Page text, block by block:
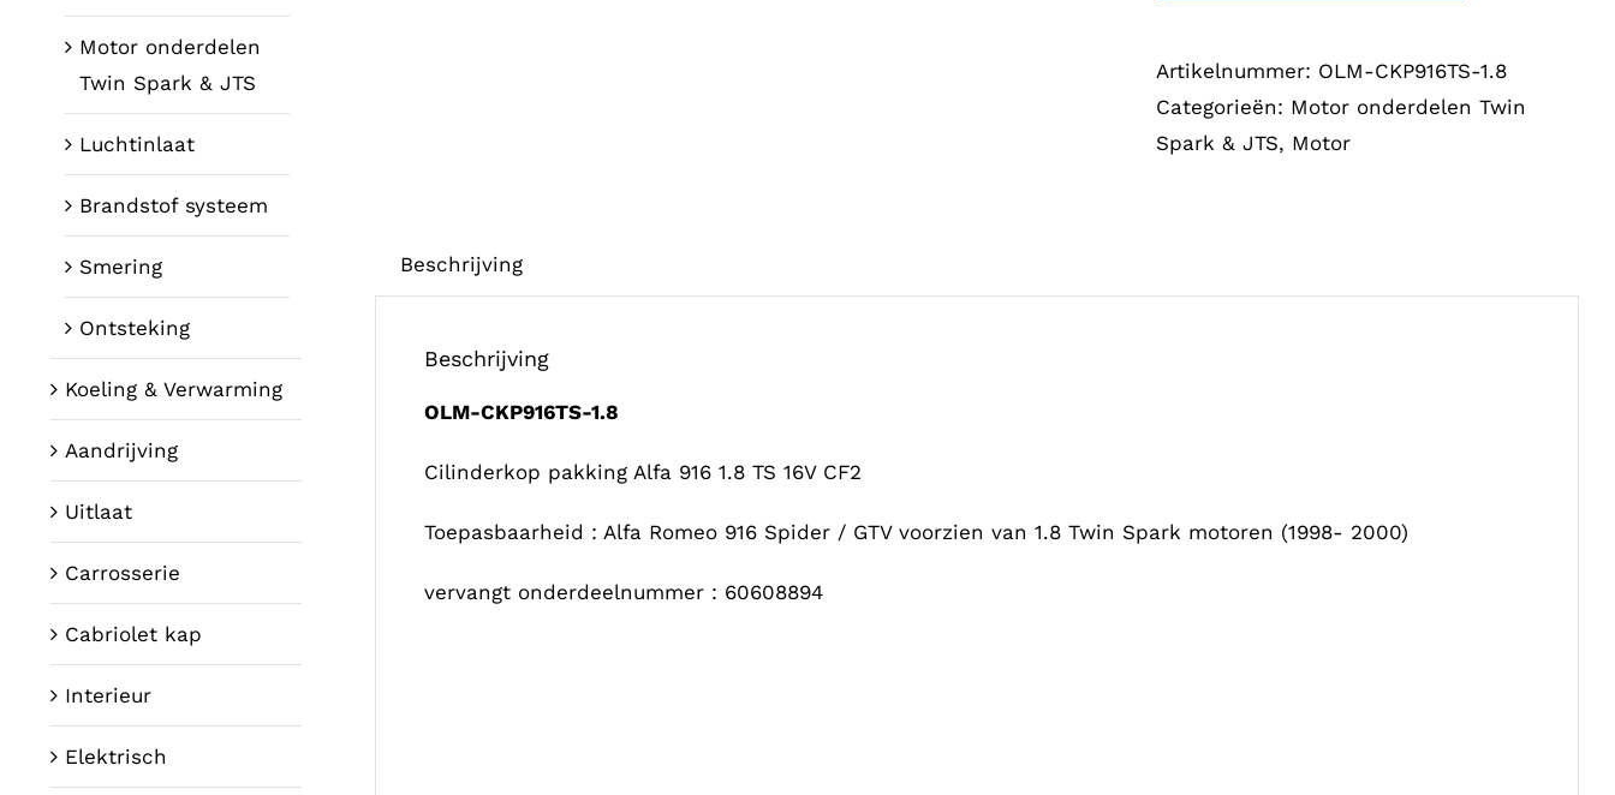
TS
16V
Artikelnummer: OLM-CKP916TS-1.8
Categorieën: Motor onderdelen Twin
Spark & JTS, Motor
Beschrijving
Beschrijving
OLM-CKP916TS-1.8
Cilinderkop pakking Alfa 916 1.8 TS 16V CF2
Toepasbaarheid : Alfa Romeo 916 Spider / GTV voorzien van 1.8 Twin Spark motoren (1998- 2000)
vervangt onderdeelnummer : 60608894
Motor onderdelen
Twin Spark & JTS
Luchtinlaat
Brandstof systeem
Smering
Ontsteking
Koeling & Verwarming
Aandrijving
Uitlaat
Carrosserie
Cabriolet kap
Interieur
Elektrisch